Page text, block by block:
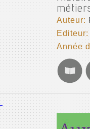
Auteur:
Editeur:
Année